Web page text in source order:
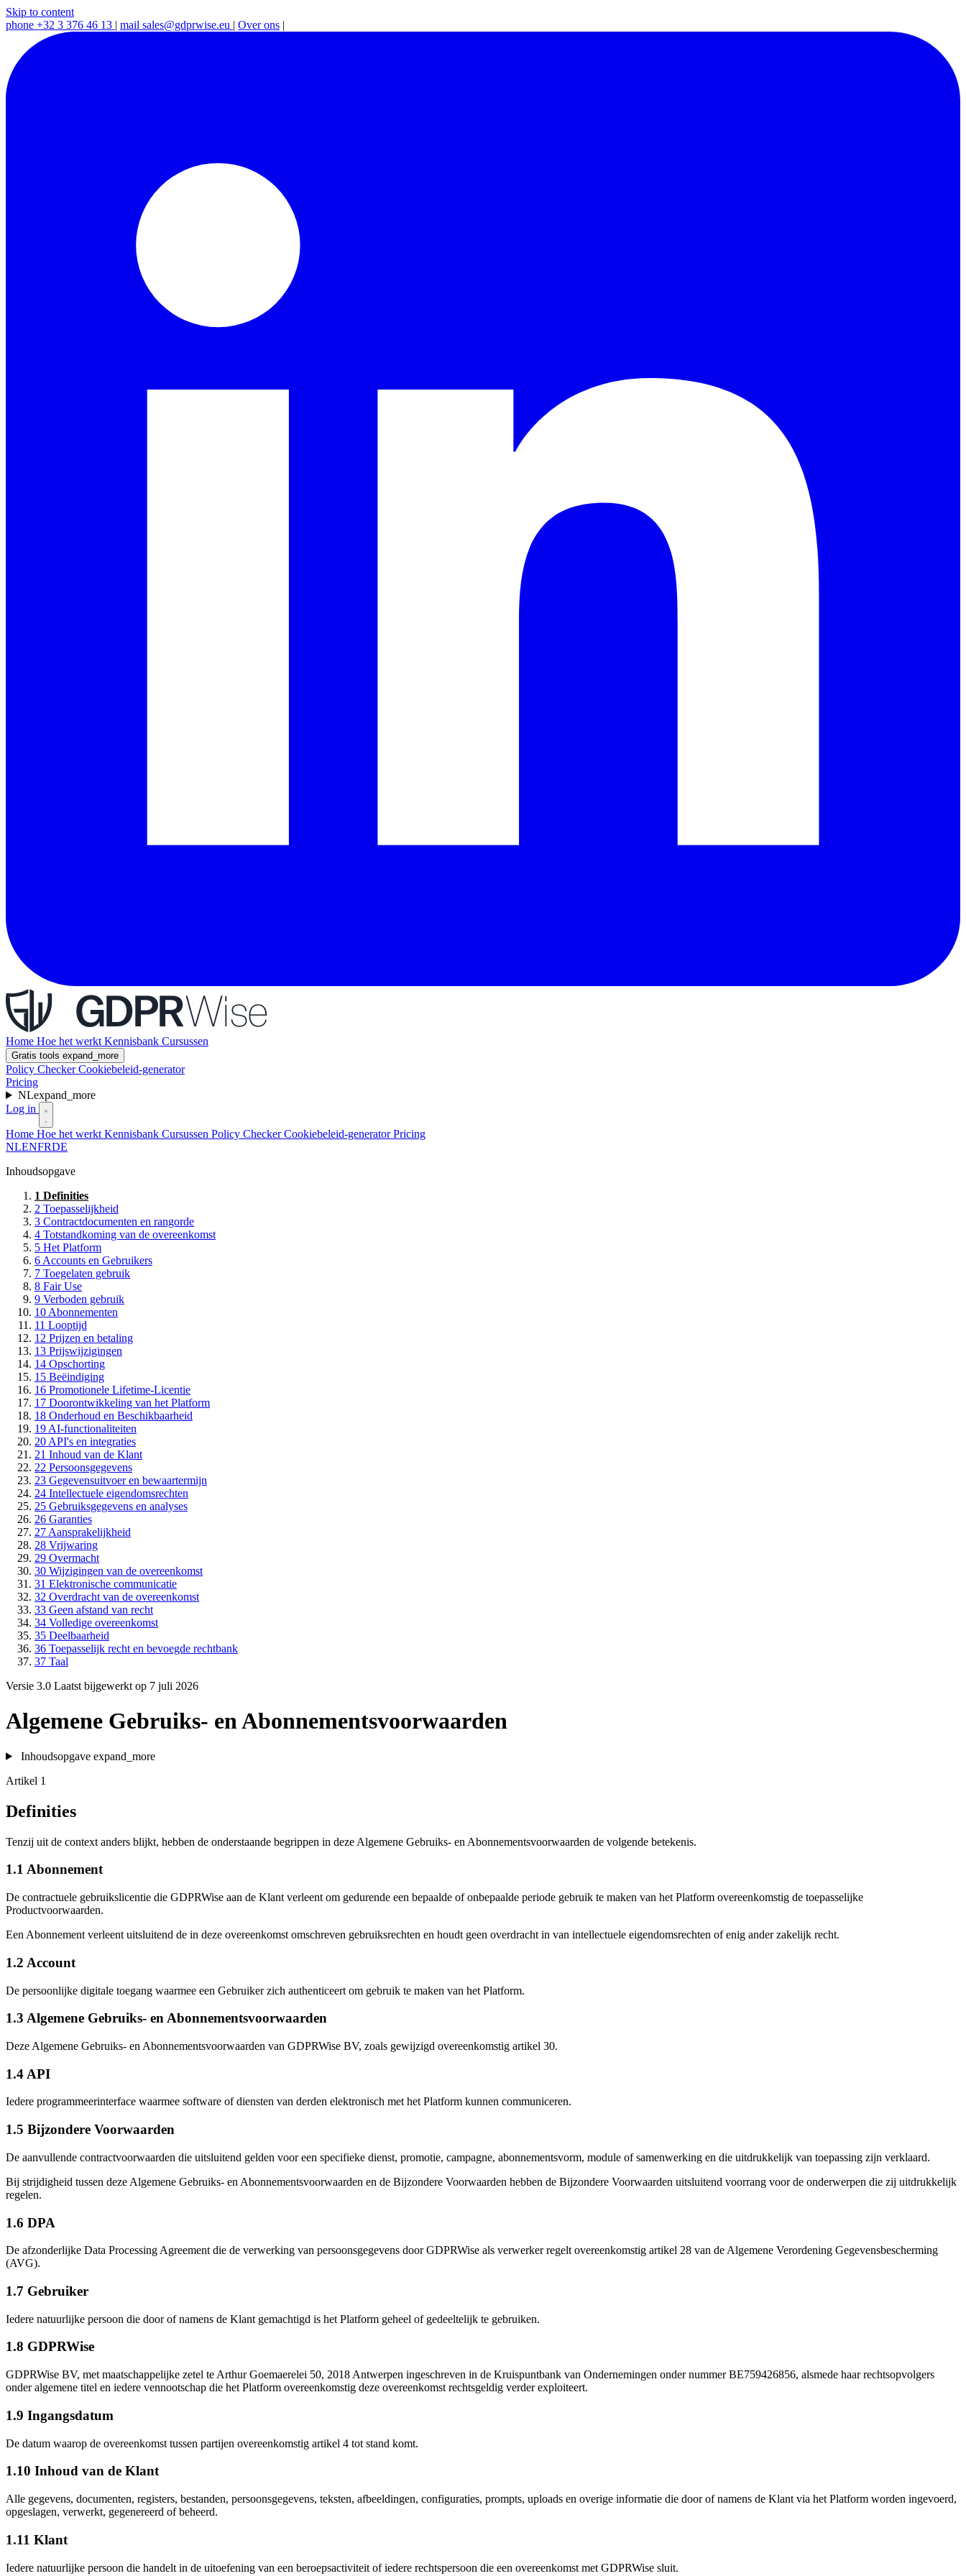
Skip to content
phone +32 3 376 46 13 | mail sales@gdprwise.eu | Over ons |
Home Hoe het werkt Kennisbank Cursussen
Gratis tools expand_more
Policy CheckerCookiebeleid-generator
Pricing
NLexpand_more
Log in
Home Hoe het werkt Kennisbank Cursussen Policy CheckerCookiebeleid-generatorPricing
NLENFRDE
Inhoudsopgave
1 Definities
2 Toepasselijkheid
3 Contractdocumenten en rangorde
4 Totstandkoming van de overeenkomst
5 Het Platform
6 Accounts en Gebruikers
7 Toegelaten gebruik
8 Fair Use
9 Verboden gebruik
10 Abonnementen
11 Looptijd
12 Prijzen en betaling
13 Prijswijzigingen
14 Opschorting
15 Beëindiging
16 Promotionele Lifetime-Licentie
17 Doorontwikkeling van het Platform
18 Onderhoud en Beschikbaarheid
19 AI-functionaliteiten
20 API's en integraties
21 Inhoud van de Klant
22 Persoonsgegevens
23 Gegevensuitvoer en bewaartermijn
24 Intellectuele eigendomsrechten
25 Gebruiksgegevens en analyses
26 Garanties
27 Aansprakelijkheid
28 Vrijwaring
29 Overmacht
30 Wijzigingen van de overeenkomst
31 Elektronische communicatie
32 Overdracht van de overeenkomst
33 Geen afstand van recht
34 Volledige overeenkomst
35 Deelbaarheid
36 Toepasselijk recht en bevoegde rechtbank
37 Taal
Versie 3.0 Laatst bijgewerkt op 7 juli 2026
Algemene Gebruiks- en Abonnementsvoorwaarden
Inhoudsopgave expand_more
Artikel 1
Definities
Tenzij uit de context anders blijkt, hebben de onderstaande begrippen in deze Algemene Gebruiks- en Abonnementsvoorwaarden de volgende betekenis.
1.1 Abonnement
De contractuele gebruikslicentie die GDPRWise aan de Klant verleent om gedurende een bepaalde of onbepaalde periode gebruik te maken van het Platform overeenkomstig de toepasselijke
Productvoorwaarden.
Een Abonnement verleent uitsluitend de in deze overeenkomst omschreven gebruiksrechten en houdt geen overdracht in van intellectuele eigendomsrechten of enig ander zakelijk recht.
1.2 Account
De persoonlijke digitale toegang waarmee een Gebruiker zich authenticeert om gebruik te maken van het Platform.
1.3 Algemene Gebruiks- en Abonnementsvoorwaarden
Deze Algemene Gebruiks- en Abonnementsvoorwaarden van GDPRWise BV, zoals gewijzigd overeenkomstig artikel 30.
1.4 API
Iedere programmeerinterface waarmee software of diensten van derden elektronisch met het Platform kunnen communiceren.
1.5 Bijzondere Voorwaarden
De aanvullende contractvoorwaarden die uitsluitend gelden voor een specifieke dienst, promotie, campagne, abonnementsvorm, module of samenwerking en die uitdrukkelijk van toepassing zijn verklaard.
Bij strijdigheid tussen deze Algemene Gebruiks- en Abonnementsvoorwaarden en de Bijzondere Voorwaarden hebben de Bijzondere Voorwaarden uitsluitend voorrang voor de onderwerpen die zij uitdrukkelijk
regelen.
1.6 DPA
De afzonderlijke Data Processing Agreement die de verwerking van persoonsgegevens door GDPRWise als verwerker regelt overeenkomstig artikel 28 van de Algemene Verordening Gegevensbescherming
(AVG).
1.7 Gebruiker
Iedere natuurlijke persoon die door of namens de Klant gemachtigd is het Platform geheel of gedeeltelijk te gebruiken.
1.8 GDPRWise
GDPRWise BV, met maatschappelijke zetel te Arthur Goemaerelei 50, 2018 Antwerpen ingeschreven in de Kruispuntbank van Ondernemingen onder nummer BE759426856, alsmede haar rechtsopvolgers
onder algemene titel en iedere vennootschap die het Platform overeenkomstig deze overeenkomst rechtsgeldig verder exploiteert.
1.9 Ingangsdatum
De datum waarop de overeenkomst tussen partijen overeenkomstig artikel 4 tot stand komt.
1.10 Inhoud van de Klant
Alle gegevens, documenten, registers, bestanden, persoonsgegevens, teksten, afbeeldingen, configuraties, prompts, uploads en overige informatie die door of namens de Klant via het Platform worden ingevoerd,
opgeslagen, verwerkt, gegenereerd of beheerd.
1.11 Klant
Iedere natuurlijke persoon die handelt in de uitoefening van een beroepsactiviteit of iedere rechtspersoon die een overeenkomst met GDPRWise sluit.